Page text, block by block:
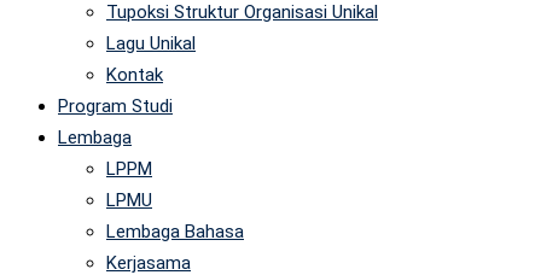
Tupoksi Struktur Organisasi Unikal
Lagu Unikal
Kontak
Program Studi
Lembaga
LPPM
LPMU
Lembaga Bahasa
Kerjasama